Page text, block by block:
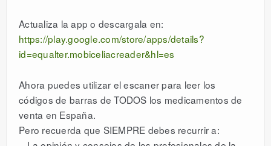
Actualiza la app o descargala en:
https://play.google.com/store/apps/details?
id=equalter.mobiceliacreader&hl=es
Ahora puedes utilizar el escaner para leer los
códigos de barras de TODOS los medicamentos de
venta en España.
Pero recuerda que SIEMPRE debes recurrir a: